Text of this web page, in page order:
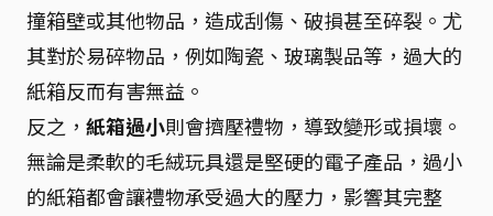
撞箱壁或其他物品，造成刮傷、破損甚至碎裂。尤
其對於易碎物品，例如陶瓷、玻璃製品等，過大的
紙箱反而有害無益。
反之， 紙箱過小則會擠壓禮物，導致變形或損壞。
無論是柔軟的毛絨玩具還是堅硬的電子產品，過小
的紙箱都會讓禮物承受過大的壓力，影響其完整